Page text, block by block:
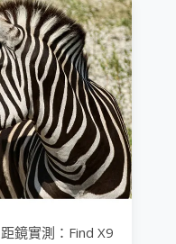
鏡實測：Find X9